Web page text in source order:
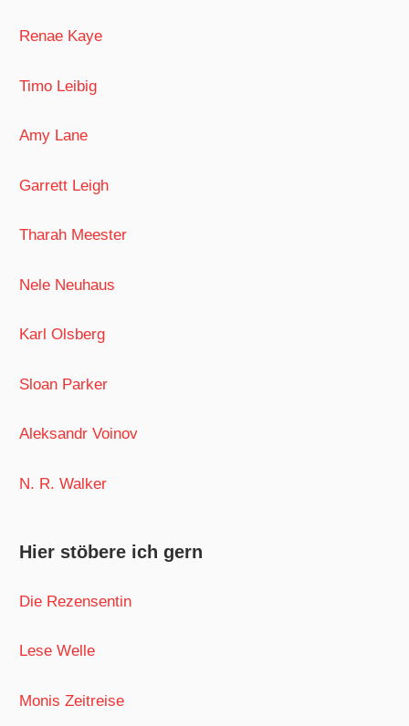
Renae Kaye
Timo Leibig
Amy Lane
Garrett Leigh
Tharah Meester
Nele Neuhaus
Karl Olsberg
Sloan Parker
Aleksandr Voinov
N. R. Walker
Hier stöbere ich gern
Die Rezensentin
Lese Welle
Monis Zeitreise